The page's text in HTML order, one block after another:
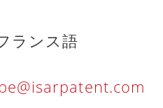
ランス語